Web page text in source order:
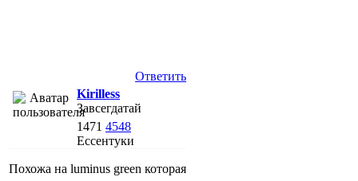
Ответить
Kirilless
Завсегдатай
1471 4548
Ессентуки
Похожа на luminus green которая